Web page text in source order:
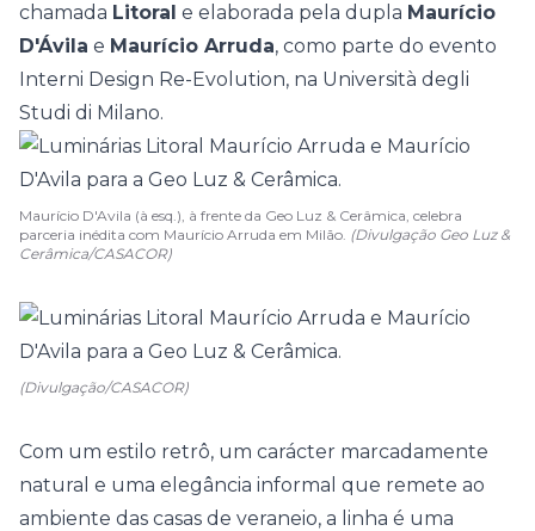
chamada Litoral e elaborada pela dupla Maurício
D'Ávila e Maurício Arruda, como parte do evento
Interni Design Re-Evolution, na Università degli
Studi di Milano.
Maurício D'Avila (à esq.), à frente da Geo Luz & Cerâmica, celebra
parceria inédita com Maurício Arruda em Milão. (Divulgação Geo Luz &
Cerâmica/CASACOR)
(Divulgação/CASACOR)
Com um estilo retrô, um carácter marcadamente
natural e uma elegância informal que remete ao
ambiente das casas de veraneio, a linha é uma